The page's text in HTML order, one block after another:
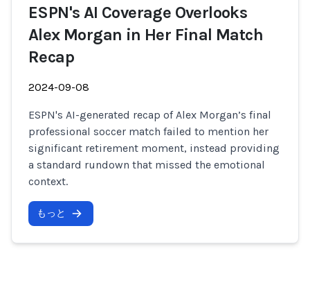
ESPN's AI Coverage Overlooks
Alex Morgan in Her Final Match
Recap
2024-09-08
ESPN's AI-generated recap of Alex Morgan’s final
professional soccer match failed to mention her
significant retirement moment, instead providing
a standard rundown that missed the emotional
context.
もっと